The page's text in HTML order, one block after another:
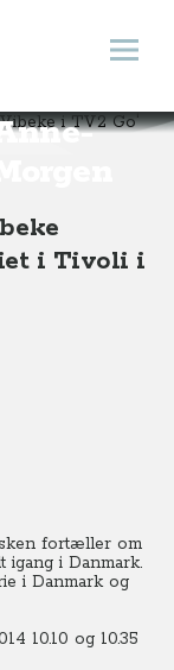
Åbn
i Tivoli i
fortæller om
i Danmark.
i Danmark og
10.10 og 10.35